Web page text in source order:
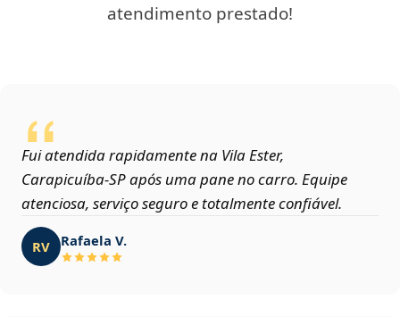
atendimento prestado!
Fui atendida rapidamente na Vila Ester,
Carapicuíba‑SP após uma pane no carro. Equipe
atenciosa, serviço seguro e totalmente confiável.
RV Rafaela V.